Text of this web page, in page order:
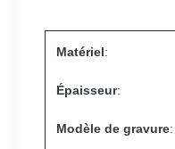
Matériel:
Épaisseur:
Modèle de gravure: